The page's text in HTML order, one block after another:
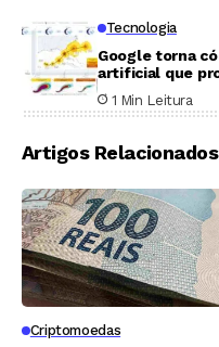
Tecnologia
Google torna
artificial que
furacões
1 Min Leitura
Artigos Relacionados
Criptomoedas